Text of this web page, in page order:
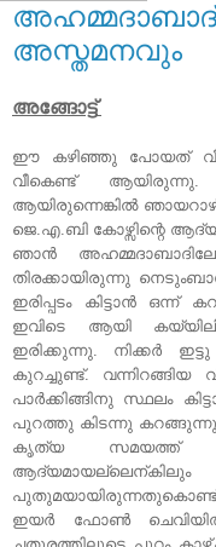
അസ്തമനവും
അങ്ങോട്ട്‌
ഈ കഴിഞ്ഞു പോയത്‌
വീകെണ്ട്
ആയിരുന്നെങ്കില്‍
ജെ.എ.ബി കോഴ്സിന്റെ
ഞാന്‍
തിരക്കായിരുന്നു
ഇരിപ്പടം കിട്ടാന്‍
ഇവിടെ ആയി
ഇരിക്കുന്നു. നിക്കര്‍
കുറച്ചുണ്ട്.
പാര്‍ക്കിങ്ങിനു സ്ഥലം
പുറത്തു കിടന്നു
കൃത്യ സമയത്ത്
പുതുമയായിരുന്നതുകൊണ്ട്
ഇയര്‍ ഫോണ്‍ ചെവിയില്‍